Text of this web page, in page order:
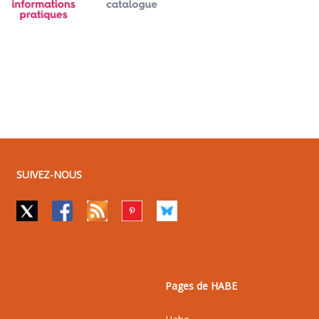
SUIVEZ-NOUS
Pages de HABE